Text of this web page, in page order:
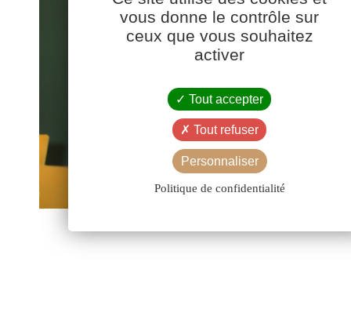
vous donne le contrôle sur
ceux que vous souhaitez
activer
Tout accepter
Tout refuser
Personnaliser
Politique de confidentialité